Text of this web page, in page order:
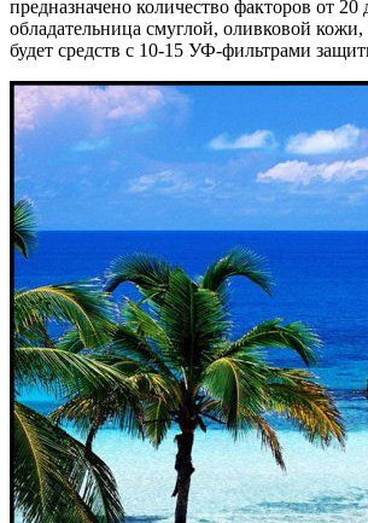
предназначено количество факторов от
обладательница смуглой, оливковой кожи,
будет средств с 10-15 УФ-фильтрами